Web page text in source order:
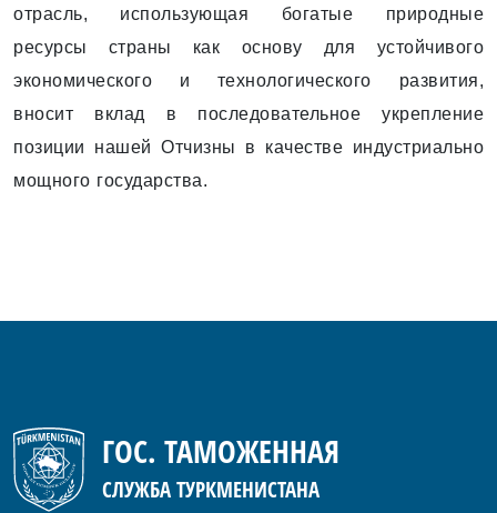
отрасль, использующая богатые природные
ресурсы страны как основу для устойчивого
экономического и технологического развития,
вносит вклад в последовательное укреп­ление
позиции нашей Отчизны в качестве индустриально
мощного государства.
ГОС. ТАМОЖЕННАЯ
СЛУЖБА ТУРКМЕНИСТАНА